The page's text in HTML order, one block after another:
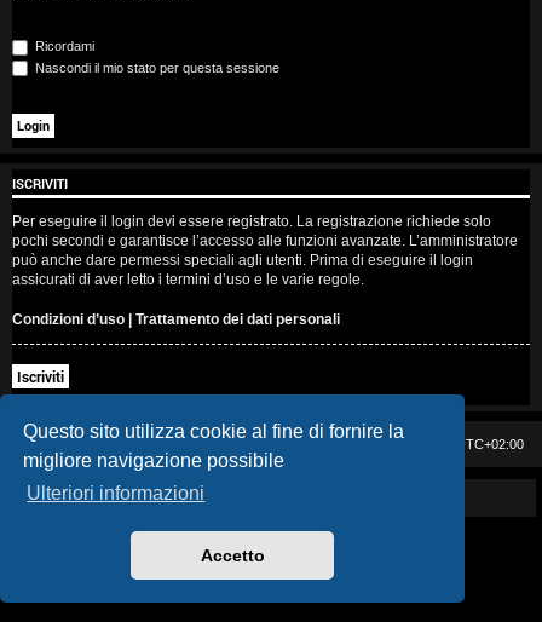
Questo sito utilizza cookie al fine di fornire la
migliore navigazione possibile
Ulteriori informazioni
Accetto
t
s
e
n
z
a
r
i
s
p
o
t
Ricordami
Nascondi il mio stato per questa sessione
ISCRIVITI
Per eseguire il login devi essere registrato. La registrazione richiede solo
pochi secondi e garantisce l’accesso alle funzioni avanzate. L’amministratore
può anche dare permessi speciali agli utenti. Prima di eseguire il login
assicurati di aver letto i termini d’uso e le varie regole.
Condizioni d’uso | Trattamento dei dati personali
Iscriviti
Casa DAG UTC+02:00
Powered by GIGI D'AGOSTINO